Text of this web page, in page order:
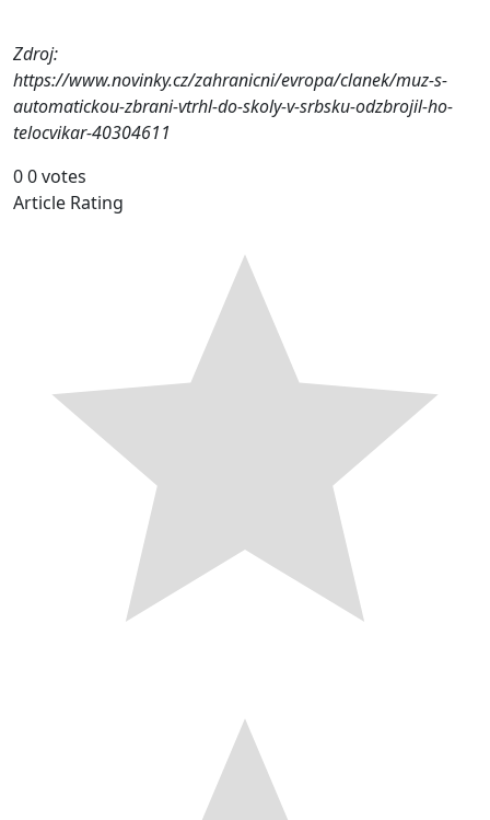
Zdroj:
https://www.novinky.cz/zahranicni/evropa/clanek/muz-s-
automatickou-zbrani-vtrhl-do-skoly-v-srbsku-odzbrojil-ho-
telocvikar-40304611
00votes
Article Rating